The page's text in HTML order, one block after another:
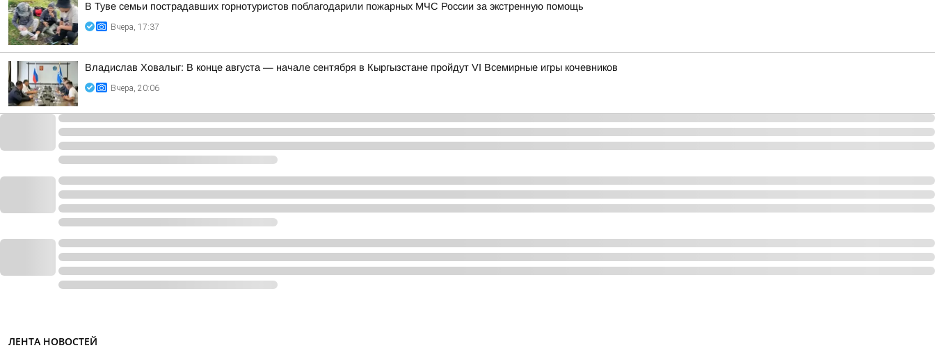
В Туве семьи пострадавших горнотуристов поблагодарили пожарных МЧС России за экстренную помощь
Вчера, 17:37
Владислав Ховалыг: В конце августа — начале сентября в Кыргызстане пройдут VI Всемирные игры кочевников
Вчера, 20:06
ЛЕНТА НОВОСТЕЙ